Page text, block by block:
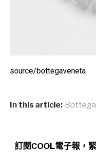
source/bottegaveneta
In this article:
訂閱COOL電子報，